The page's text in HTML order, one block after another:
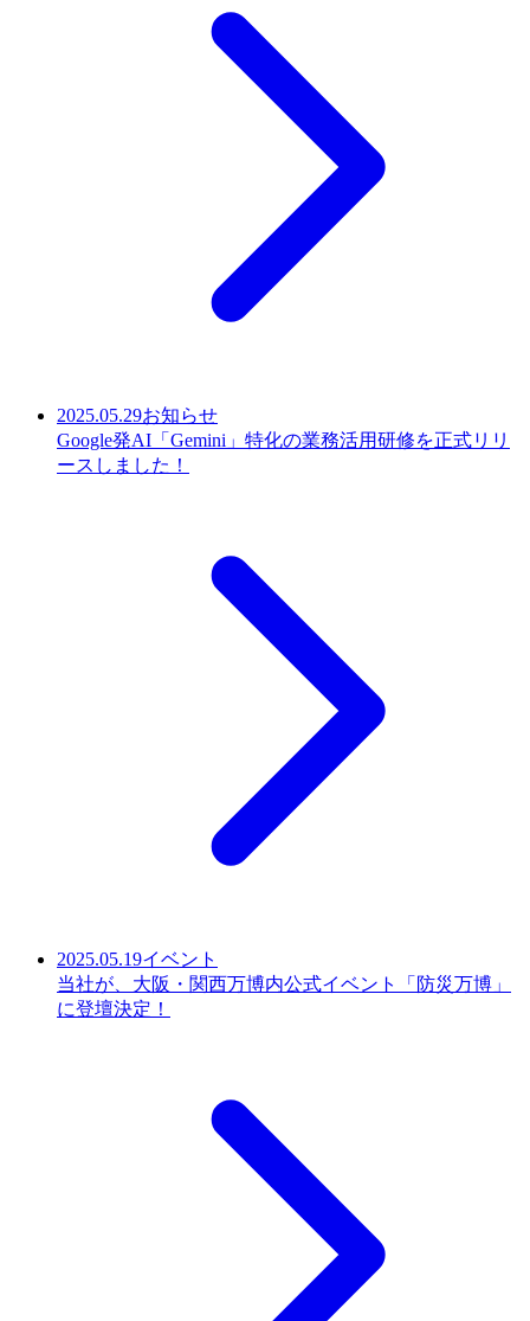
2025.05.29お知らせ
Google発AI「Gemini」特化の業務活用研修を正式リリ
ースしました！
2025.05.19イベント
当社が、大阪・関西万博内公式イベント「防災万博」
に登壇決定！